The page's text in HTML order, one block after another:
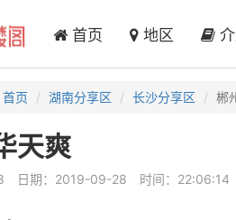
首页 地区 介
首页 湖南分享区 长沙分享区 郴
天爽
日期：2019-09-28 时间：22:06:14